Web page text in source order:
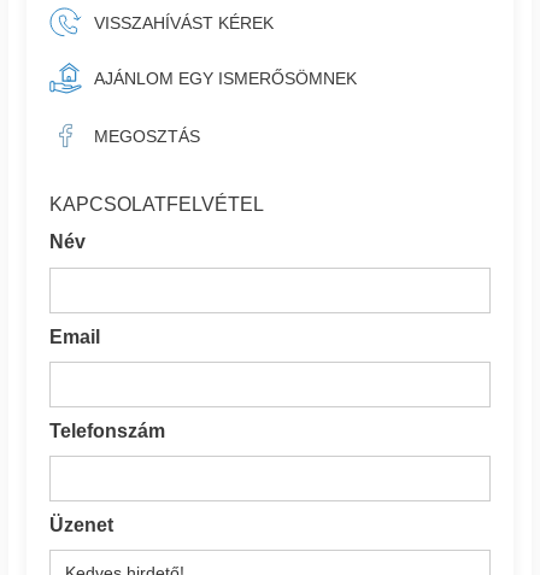
VISSZAHÍVÁST KÉREK
AJÁNLOM EGY ISMERŐSÖMNEK
MEGOSZTÁS
KAPCSOLATFELVÉTEL
Név
Email
Telefonszám
Üzenet